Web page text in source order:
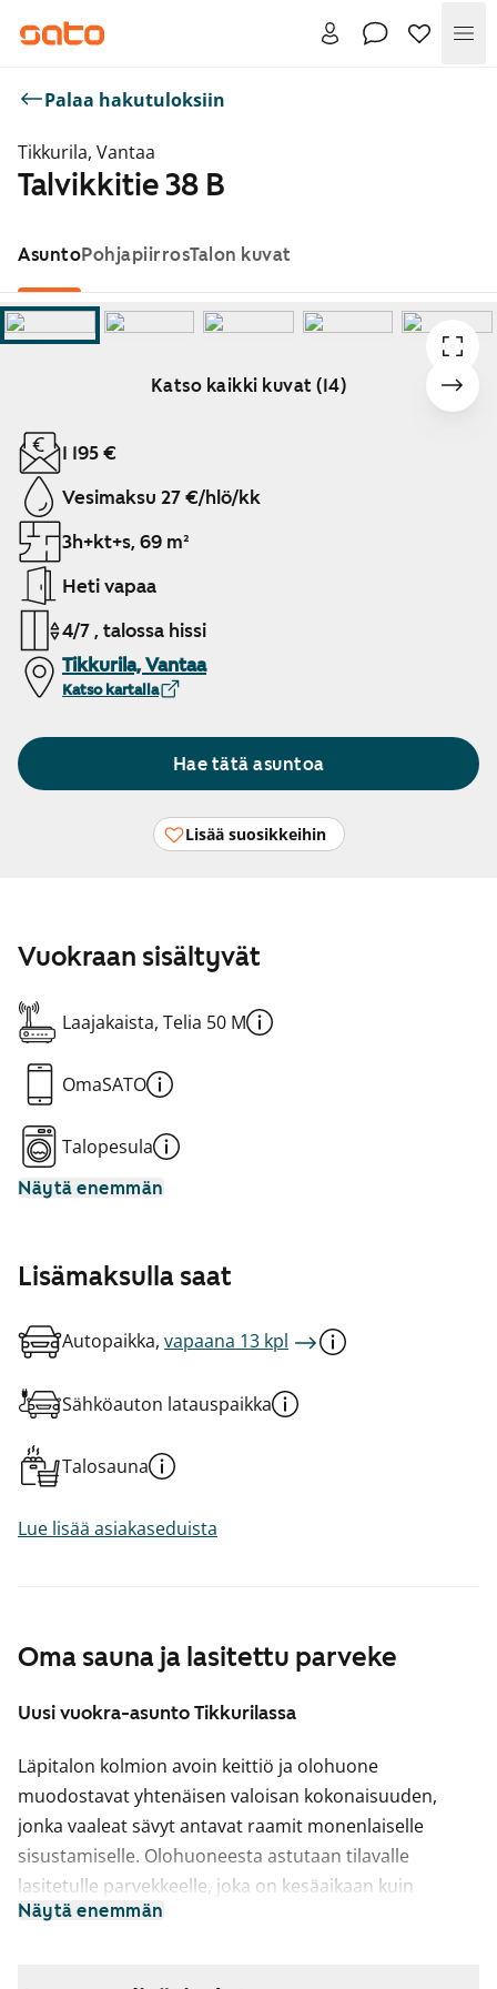
Palaa hakutuloksiin
Tikkurila, Vantaa
Talvikkitie 38 B
AsuntoPohjapiirrosTalon kuvat
Katso kaikki kuvat (14)
Näytetään dia 1 / 14
1 195 €
Vesimaksu 27 €/hlö/kk
3h+kt+s, 69 m²
Heti vapaa
4/7 , talossa hissi
Tikkurila, Vantaa
Katso kartalla
Hae tätä asuntoa
Lisää suosikkeihin
Oma sauna ja lasitettu parveke
Uusi vuokra-asunto Tikkurilassa
Läpitalon kolmion avoin keittiö ja olohuone
muodostavat yhtenäisen valoisan kokonaisuuden,
jonka vaaleat sävyt antavat raamit monenlaiselle
sisustamiselle. Olohuoneesta astutaan tilavalle
lasitetulle parvekkeelle, joka on kesäaikaan kuin
lisähuone. Rentoutumiselle paras paikka on oman
Näytä enemmän
Vuokraan sisältyvät
Laajakaista, Telia 50 M
OmaSATO
Talopesula
Näytä enemmän
Lisämaksulla saat
Autopaikka, vapaana 13 kpl
Sähköauton latauspaikka
Talosauna
Lue lisää asiakaseduista